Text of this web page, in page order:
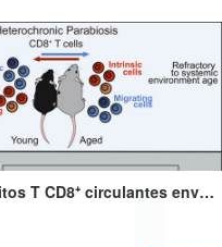
Imunidade e cognição: como linfócitos T CD8⁺ circulantes envelhecidos podem impulsionar o declínio cognitivo